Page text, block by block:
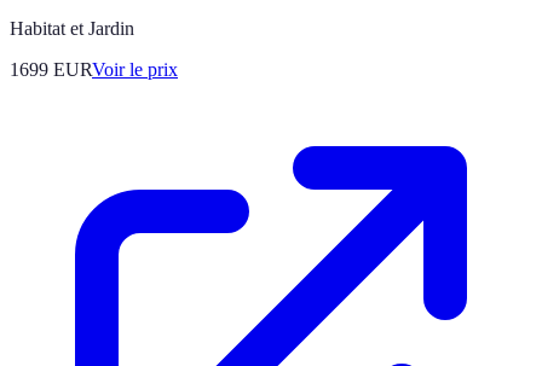
Habitat et Jardin
1699 EURVoir le prix